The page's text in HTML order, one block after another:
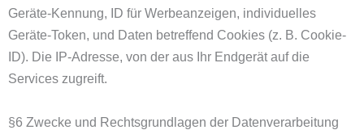
Geräte-Kennung, ID für Werbeanzeigen, individuelles
Geräte-Token, und Daten betreffend Cookies (z. B. Cookie-
ID). Die IP-Adresse, von der aus Ihr Endgerät auf die
Services zugreift.
§6 Zwecke und Rechtsgrundlagen der Datenverarbeitung